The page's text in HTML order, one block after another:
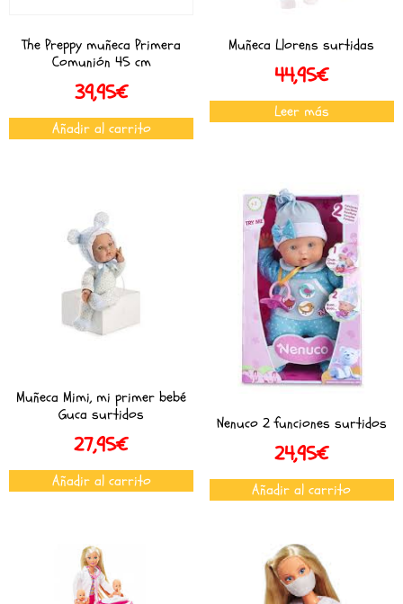
The Preppy muñeca Primera
Comunión 45 cm
39,95€
Añadir al carrito
Muñeca Llorens surtidas
44,95€
Leer más
Muñeca Mimi, mi primer bebé
Guca surtidos
27,95€
Añadir al carrito
Nenuco 2 funciones surtidos
24,95€
Añadir al carrito